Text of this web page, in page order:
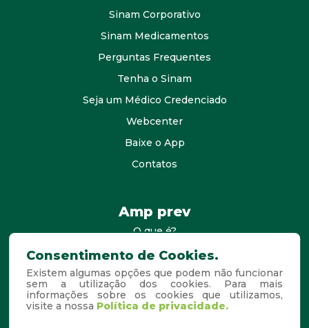
Sinam Corporativo
Sinam Medicamentos
Perguntas Frequentes
Tenha o Sinam
Seja um Médico Credenciado
Webcenter
Baixe o App
Contatos
Amp prev
O que é?
consultores
Agende Sua Visita
Perguntas Frequentes
Consentimento de Cookies.
Existem algumas opções que podem não funcionar
sem a utilização dos cookies. Para mais
informações sobre os cookies que utilizamos,
visite a nossa Política de privacidade.